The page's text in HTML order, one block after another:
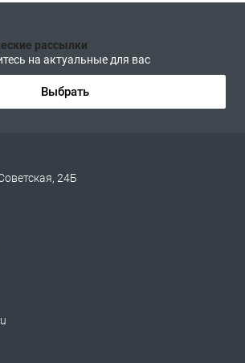
рассылки
на актуальные для вас
Выбрать
24Б